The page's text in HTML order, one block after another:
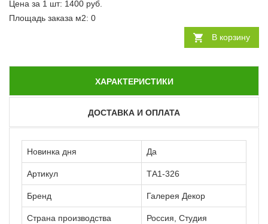
Цена за 1 шт: 1400 руб.
Площадь заказа м2: 0
В корзину
ХАРАКТЕРИСТИКИ
ДОСТАВКА И ОПЛАТА
Новинка дня Да
Артикул ТА1-326
Бренд Галерея Декор
Страна производства
Россия, Студия